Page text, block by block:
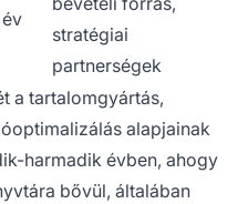
stratégiai
partnerségek
a tartalomgyártás,
alapjainak
harmadik évben, ahogy
bővül, általában